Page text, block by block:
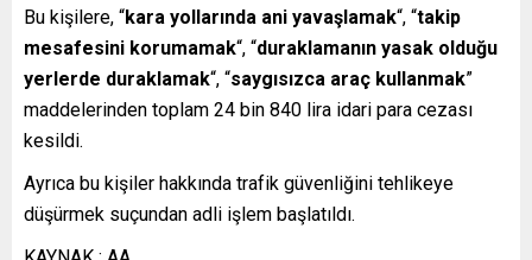
Bu kişilere, “kara yollarında ani yavaşlamak“, “takip
mesafesini korumamak“, “duraklamanın yasak olduğu
yerlerde duraklamak“, “saygısızca araç kullanmak”
maddelerinden toplam 24 bin 840 lira idari para cezası
kesildi.
Ayrıca bu kişiler hakkında trafik güvenliğini tehlikeye
düşürmek suçundan adli işlem başlatıldı.